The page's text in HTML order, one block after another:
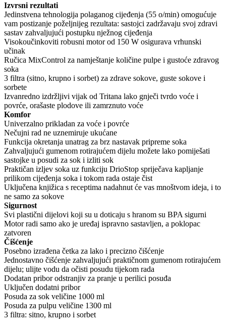
Izvrsni rezultati
Jedinstvena tehnologija polaganog cijeđenja (55 o/min) omogućuje
vam postizanje poželjnijeg rezultata: sastojci zadržavaju svoj zdravi
sastav zahvaljujući postupku nježnog cijeđenja
Visokoučinkoviti robusni motor od 150 W osigurava vrhunski
učinak
Ručica MixControl za namještanje količine pulpe i gustoće zdravog
soka
3 filtra (sitno, krupno i sorbet) za zdrave sokove, guste sokove i
sorbete
Izvanredno izdržljivi vijak od Tritana lako gnječi tvrdo voće i
povrće, orašaste plodove ili zamrznuto voće
Komfor
Univerzalno prikladan za voće i povrće
Nečujni rad ne uznemiruje ukućane
Funkcija okretanja unatrag za brz nastavak pripreme soka
Zahvaljujući gumenom rotirajućem dijelu možete lako pomiješati
sastojke u posudi za sok i izliti sok
Praktičan izljev soka uz funkciju DrioStop spriječava kapljanje
prilikom cijeđenja soka i tokom rada ostaje čist
Uključena knjižica s receptima nadahnut će vas mnoštvom ideja, i to
ne samo za sokove
Sigurnost
Svi plastični dijelovi koji su u doticaju s hranom su BPA sigurni
Motor radi samo ako je uređaj ispravno sastavljen, a poklopac
zatvoren
Čišćenje
Posebno izrađena četka za lako i precizno čišćenje
Jednostavno čišćenje zahvaljujući praktičnom gumenom rotirajućem
dijelu; ulijte vodu da očisti posudu tijekom rada
Dodatan pribor odstranjiv za pranje u perilici posuđa
Uključen dodatni pribor
Posuda za sok veličine 1000 ml
Posuda za pulpu veličine 1300 ml
3 filtra: sitno, krupno i sorbet